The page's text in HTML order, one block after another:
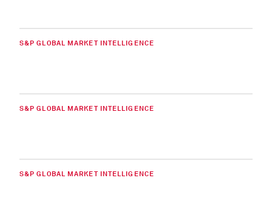
S&P GLOBAL MARKET INTELLIGENCE
S&P GLOBAL MARKET INTELLIGENCE
S&P GLOBAL MARKET INTELLIGENCE